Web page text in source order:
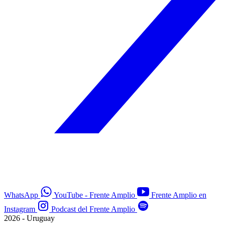
WhatsApp YouTube - Frente Amplio
Frente Amplio en
Instagram
Podcast del Frente Amplio
2026 - Uruguay